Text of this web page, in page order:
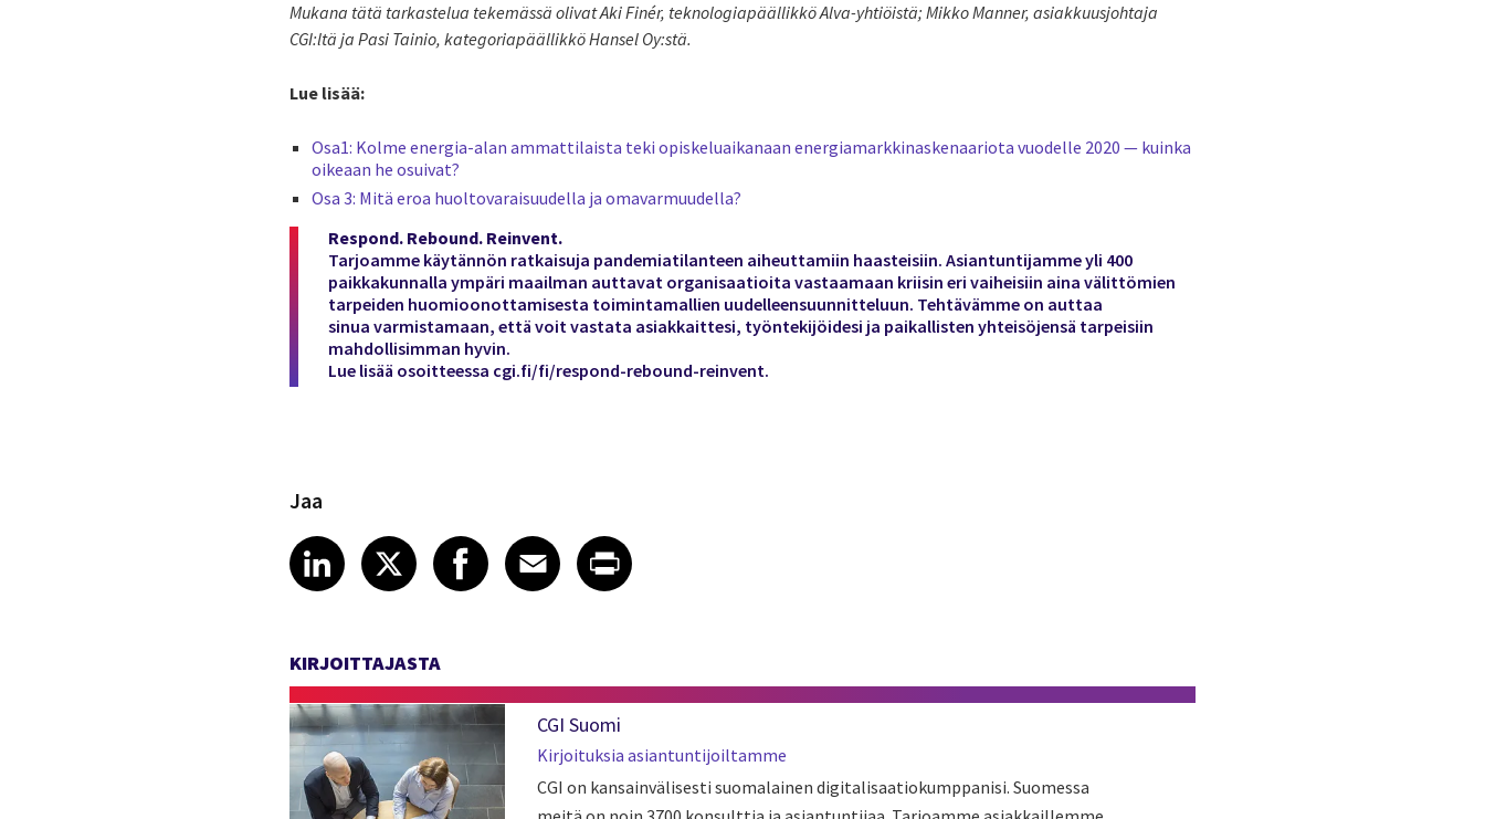
Mukana tätä tarkastelua tekemässä olivat Aki Finér, teknologiapäällikkö Alva-yhtiöistä; Mikko Manner, asiakkuusjohtaja
CGI:ltä ja Pasi Tainio, kategoriapäällikkö Hansel Oy:stä.
Lue lisää:
Osa1: Kolme energia-alan ammattilaista teki opiskeluaikanaan energiamarkkinaskenaariota vuodelle 2020 — kuinka
oikeaan he osuivat?
Osa 3: Mitä eroa huoltovaraisuudella ja omavarmuudella?
Respond. Rebound. Reinvent.
Tarjoamme käytännön ratkaisuja pandemiatilanteen aiheuttamiin haasteisiin. Asiantuntijamme yli 400
paikkakunnalla ympäri maailman auttavat organisaatioita vastaamaan kriisin eri vaiheisiin aina välittömien
tarpeiden huomioonottamisesta toimintamallien uudelleensuunnitteluun. Tehtävämme on auttaa
sinua varmistamaan, että voit vastata asiakkaittesi, työntekijöidesi ja paikallisten yhteisöjensä tarpeisiin
mahdollisimman hyvin.
Lue lisää osoitteessa cgi.fi/fi/respond-rebound-reinvent.
Jaa
Share article on LinkedIn
LinkedIn
Share article on X
XShare article on Facebook
Facebook
Share article on Email
Email
Share article on Print
KIRJOITTAJASTA
CGI Suomi
Kirjoituksia asiantuntijoiltamme
CGI on kansainvälisesti suomalainen digitalisaatiokumppanisi. Suomessa